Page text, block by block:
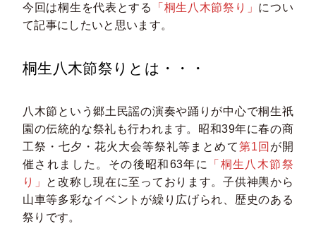
今回は桐生を代表とする 「桐生八木節祭り」 につい
て記事にしたいと思います。
桐生八木節祭りとは・・・
八木節という郷土民謡の演奏や踊りが中心で桐生祇
園の伝統的な祭礼も行われます。昭和39年に春の商
工祭・七夕・花火大会等祭礼等まとめて第1回 が開
催されました。その後昭和63年に
「桐生八木節祭
り」 と改称し現在に至っております。子供神輿から
山車等多彩なイベントが繰り広げられ、歴史のある
祭りです。